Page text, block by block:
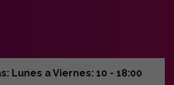
Lunes a Viernes: 10 - 18:00